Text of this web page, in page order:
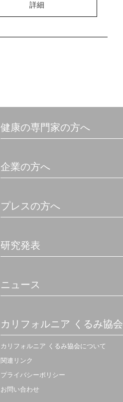
詳細
健康の専門家の方へ
企業の方へ
プレスの方へ
研究発表
ニュース
カリフォルニア くるみ協会
カリフォルニア くるみ協会について
関連リンク
プライバシーポリシー
お問い合わせ